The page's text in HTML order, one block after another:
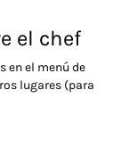
el chef
en el menú de
lugares (para